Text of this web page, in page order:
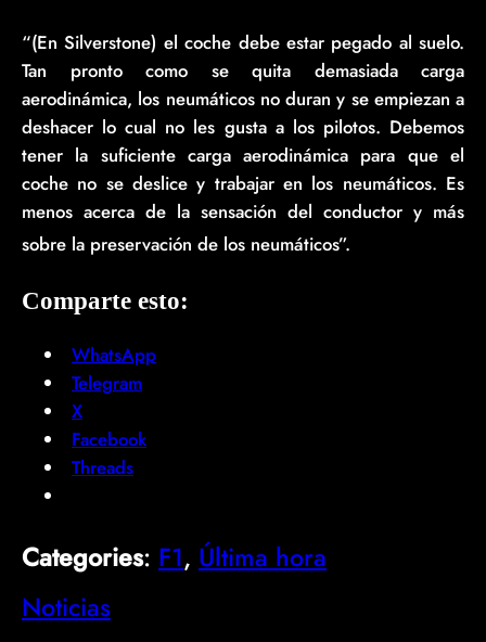
“(En Silverstone) el coche debe estar pegado al suelo.
Tan pronto como se quita demasiada carga
aerodinámica, los neumáticos no duran y se empiezan a
deshacer lo cual no les gusta a los pilotos. Debemos
tener la suficiente carga aerodinámica para que el
coche no se deslice y trabajar en los neumáticos. Es
menos acerca de la sensación del conductor y más
sobre la preservación de los neumáticos”.
Comparte esto:
WhatsApp
Telegram
X
Facebook
Threads
Categories: F1, Última hora
Noticias